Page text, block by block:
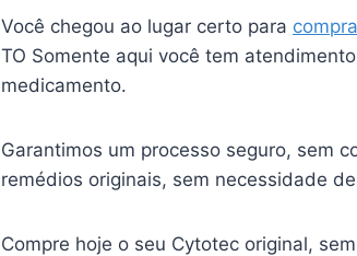
Você chegou ao lugar certo para
TO Somente aqui você tem
medicamento.
Garantimos um processo seguro, sem
remédios originais, sem necessidade
Compre hoje o seu Cytotec original,